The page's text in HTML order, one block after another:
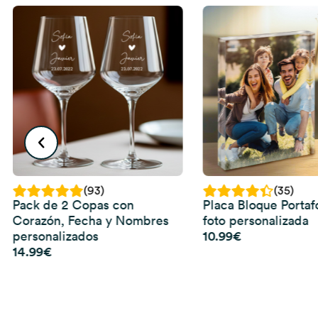
(93)
Pack de 2 Copas con
Corazón, Fecha y Nombres
personalizados
14.99€
(35)
Placa Bloque
foto personalizada
10.99€